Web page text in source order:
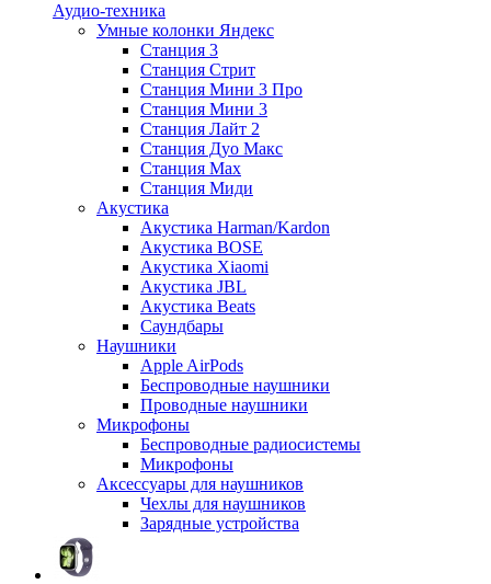
Аудио-техника
Умные колонки Яндекс
Станция 3
Станция Стрит
Станция Мини 3 Про
Станция Мини 3
Станция Лайт 2
Станция Дуо Макс
Станция Max
Станция Миди
Акустика
Акустика Harman/Kardon
Акустика BOSE
Акустика Xiaomi
Акустика JBL
Акустика Beats
Саундбары
Наушники
Apple AirPods
Беспроводные наушники
Проводные наушники
Микрофоны
Беспроводные радиосистемы
Микрофоны
Аксессуары для наушников
Чехлы для наушников
Зарядные устройства